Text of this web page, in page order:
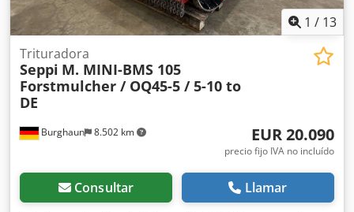
1 / 13
Burghaun 8.502 km
Trituradora
Seppi M. MINI-BMS 105
Forstmulcher / OQ45-5 / 5-10 to
DE
EUR 20.090
precio fijo IVA no incluído
Consultar Llamar